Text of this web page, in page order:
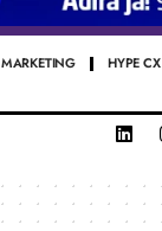
MARKETING HYPE CX